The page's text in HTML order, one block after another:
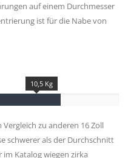
auf einem Durchmesser
ist für die Nabe von
10,5 Kg
Vergleich zu anderen 16 Zoll
schwerer als der Durchschnitt
im Katalog wiegen zirka